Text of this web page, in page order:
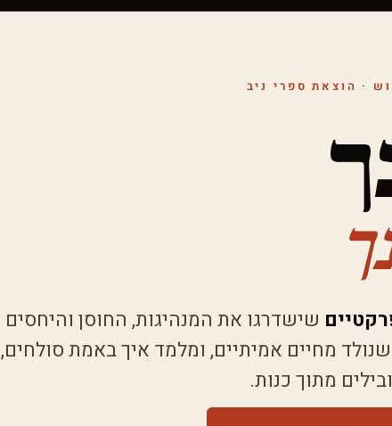
· הוצאת ספרי ניב
שישדרגו את המנהיגות, החוסן והיחסים
מחיים אמיתיים, ומלמד איך באמת סולחים,
מתוך כנות.